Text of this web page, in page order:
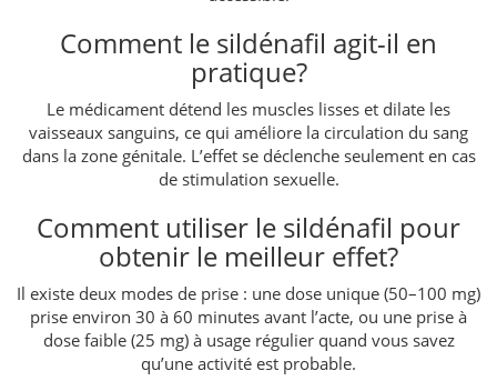
Comment le sildénafil agit-il en
pratique?
Le médicament détend les muscles lisses et dilate les
vaisseaux sanguins, ce qui améliore la circulation du sang
dans la zone génitale. L’effet se déclenche seulement en cas
de stimulation sexuelle.
Comment utiliser le sildénafil pour
obtenir le meilleur effet?
Il existe deux modes de prise : une dose unique (50–100 mg)
prise environ 30 à 60 minutes avant l’acte, ou une prise à
dose faible (25 mg) à usage régulier quand vous savez
qu’une activité est probable.